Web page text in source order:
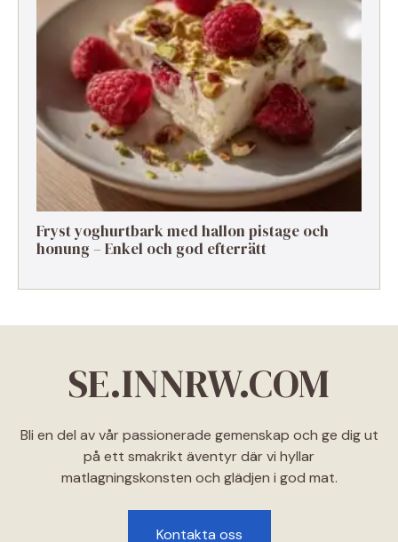
Fryst yoghurtbark med hallon pistage och
honung – Enkel och god efterrätt
SE.INNRW.COM
Bli en del av vår passionerade gemenskap och ge dig ut
på ett smakrikt äventyr där vi hyllar
matlagningskonsten och glädjen i god mat.
Kontakta oss